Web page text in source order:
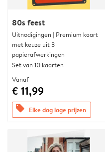
80s feest
Uitnodigingen | Premium kaart
met keuze uit 3
papierafwerkingen
Set van 10 kaarten
Vanaf
€ 11,99
offers Elke dag lage prijzen